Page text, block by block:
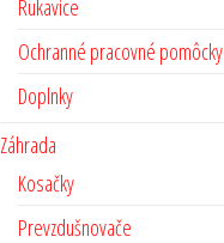
Rukavice
Ochranné pracovné pomôcky
Doplnky
Záhrada
Kosačky
Prevzdušnovače